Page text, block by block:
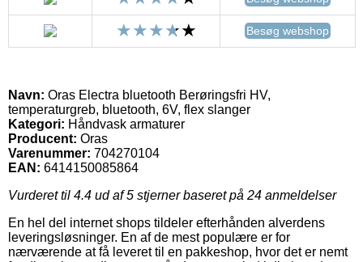
Besøg webshop
Navn: Oras Electra bluetooth Berøringsfri HV,
temperaturgreb, bluetooth, 6V, flex slanger
Kategori: Håndvask armaturer
Producent: Oras
Varenummer: 704270104
EAN: 6414150085864
Vurderet til 4.4 ud af 5 stjerner baseret på 24 anmeldelser
En hel del internet shops tildeler efterhånden alverdens
leveringsløsninger. En af de mest populære er for
nærværende at få leveret til en pakkeshop, hvor det er nemt